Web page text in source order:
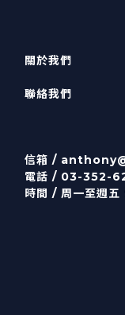
關於我們
聯絡我們
信箱 /
電話 / 03-352-
時間 / 周一至週